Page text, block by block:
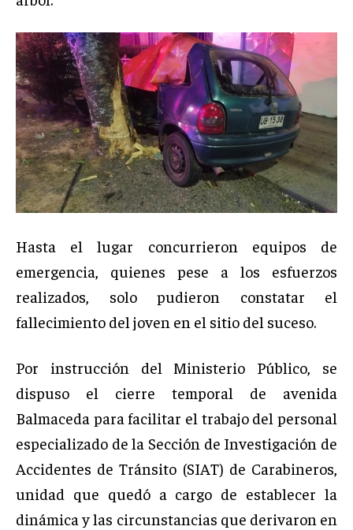
Hasta el lugar concurrieron equipos de
emergencia, quienes pese a los esfuerzos
realizados, solo pudieron constatar el
fallecimiento del joven en el sitio del suceso.
Por instrucción del Ministerio Público, se
dispuso el cierre temporal de avenida
Balmaceda para facilitar el trabajo del personal
especializado de la Sección de Investigación de
Accidentes de Tránsito (SIAT) de Carabineros,
unidad que quedó a cargo de establecer la
dinámica y las circunstancias que derivaron en